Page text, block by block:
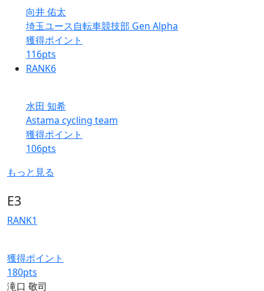
向井 佑太
埼玉ユース自転車競技部 Gen Alpha
獲得ポイント
116pts
RANK6
水田 知希
Astama cycling team
獲得ポイント
106pts
もっと見る
E3
RANK1
獲得ポイント
180pts
滝口 敬司